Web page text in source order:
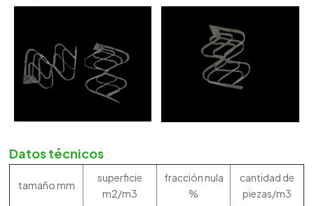
Datos técnicos
tamaño mm
superficie
m2/m3
fracción nula
%
cantidad de
piezas/m3